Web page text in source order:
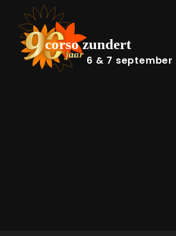
6 & 7 september